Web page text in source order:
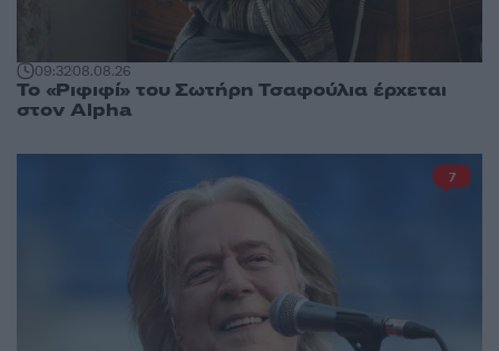
09:3208.08.26
Το «Ριφιφί» του Σωτήρη Τσαφούλια έρχεται
στον Alpha
7